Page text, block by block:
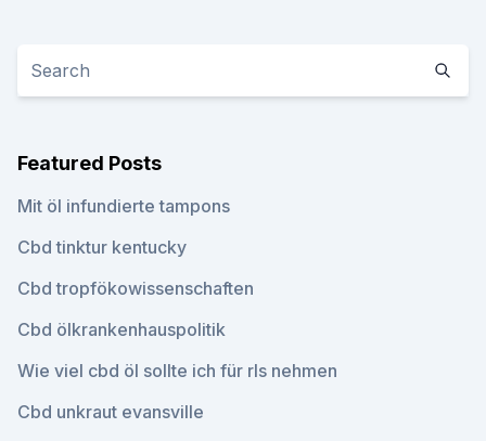
Featured Posts
Mit öl infundierte tampons
Cbd tinktur kentucky
Cbd tropfökowissenschaften
Cbd ölkrankenhauspolitik
Wie viel cbd öl sollte ich für rls nehmen
Cbd unkraut evansville